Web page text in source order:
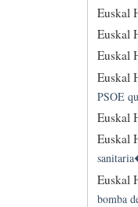
Euskal
Euskal
Euskal
Euskal
PSOE
Euskal
Euskal
Euskal
bomba